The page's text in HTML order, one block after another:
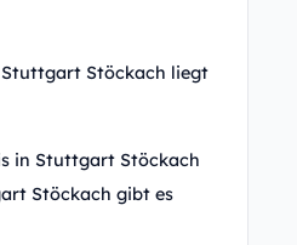
Stöckach liegt
in Stuttgart Stöckach
Stöckach gibt es